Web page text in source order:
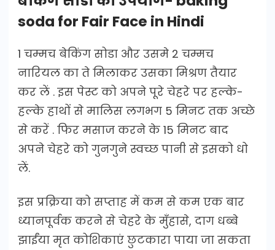
soda for Fair Face in Hindi
1 चम्मच बेकिंग सोडा और उसमे 2 चम्मच
नारियल का ते मिलाकर उसका मिश्रण तैयार
कर लें . इस पेस्ट को अपने पूरे चेहरे पर हल्के-
हल्के हाथों से मालिस लगभग 5 मिनट तक अच्छे
से करें . फिर मसाज करने के 15 मिनट बाद
अपने चेहरे को गुनगुने स्वच्छ पानी से इसको धो
लें.
इस प्रक्रिया को सप्ताह में कम से कम एक बार
ध्यानपूर्वक करने से चेहरे के मुँहासे, दाग धब्बे
झाईंया मृत कोशिकाएं छुटकारा पाया जा सकता